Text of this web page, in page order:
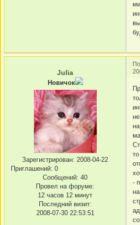
Julia
Новичок
Зарегистрирован: 2008-04-22
Приглашений: 0
Сообщений: 40
Провел на форуме:
12 часов 12 минут
Последний визит:
2008-07-30 22:53:51
-